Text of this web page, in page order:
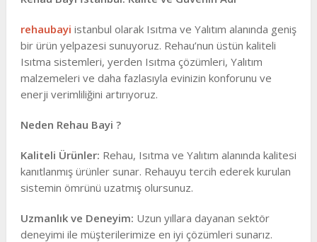
rehaubayi istanbul olarak Isıtma ve Yalıtım alanında geniş
bir ürün yelpazesi sunuyoruz. Rehau’nun üstün kaliteli
Isıtma sistemleri, yerden Isıtma çözümleri, Yalıtım
malzemeleri ve daha fazlasıyla evinizin konforunu ve
enerji verimliliğini artırıyoruz.
Neden Rehau Bayi ?
Kaliteli Ürünler: Rehau, Isıtma ve Yalıtım alanında kalitesi
kanıtlanmış ürünler sunar. Rehauyu tercih ederek kurulan
sistemin ömrünü uzatmış olursunuz.
Uzmanlık ve Deneyim: Uzun yıllara dayanan sektör
deneyimi ile müşterilerimize en iyi çözümleri sunarız.